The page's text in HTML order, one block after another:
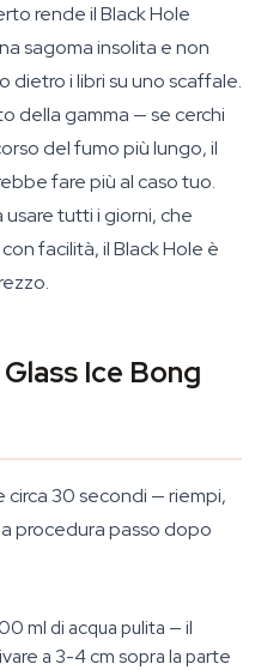
rende il Black Hole
sagoma insolita e non
i libri su uno scaffale.
della gamma — se cerchi
del fumo più lungo, il
fare più al caso tuo.
tutti i giorni, che
facilità, il Black Hole è
Ice Bong
circa 30 secondi — riempi,
procedura passo dopo
ml di acqua pulita — il
a 3-4 cm sopra la parte